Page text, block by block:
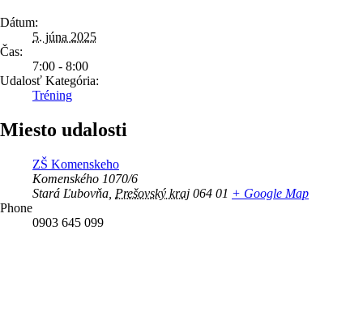
Dátum:
5. júna 2025
Čas:
7:00 - 8:00
Udalosť Kategória:
Tréning
Miesto udalosti
ZŠ Komenskeho
Komenského 1070/6
Stará Ľubovňa Prešovský kraj 064 01 + Google Map
Phone
0903 645 099